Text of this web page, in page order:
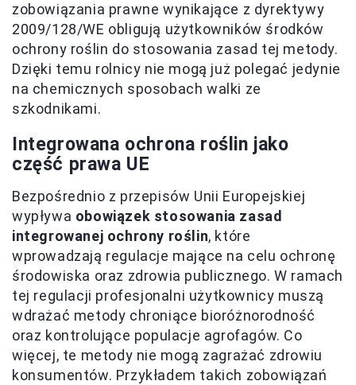
zobowiązania prawne wynikające z dyrektywy
2009/128/WE obligują użytkowników środków
ochrony roślin do stosowania zasad tej metody.
Dzięki temu rolnicy nie mogą już polegać jedynie
na chemicznych sposobach walki ze
szkodnikami.
Integrowana ochrona roślin jako
część prawa UE
Bezpośrednio z przepisów Unii Europejskiej
wypływa obowiązek stosowania zasad
integrowanej ochrony roślin, które
wprowadzają regulacje mające na celu ochronę
środowiska oraz zdrowia publicznego. W ramach
tej regulacji profesjonalni użytkownicy muszą
wdrażać metody chroniące bioróżnorodność
oraz kontrolujące populacje agrofagów. Co
więcej, te metody nie mogą zagrażać zdrowiu
konsumentów. Przykładem takich zobowiązań